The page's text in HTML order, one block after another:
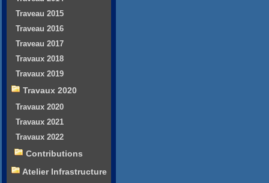
Traveau 2015
Traveau 2016
Traveau 2017
Travaux 2018
Travaux 2019
Travaux 2020
Travaux 2020
Travaux 2021
Travaux 2022
Contributions
Atelier Infrastructure